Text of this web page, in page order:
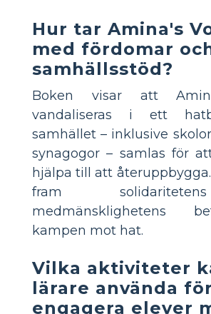
Hur tar Amina's
med fördomar
samhällsstöd?
Boken visar att
vandaliseras i ett
samhället – inklusive
synagogor – samlas för
hjälpa till att
fram
medmänsklighetens
kampen mot hat.
Vilka aktiviteter
lärare använda
engagera elever